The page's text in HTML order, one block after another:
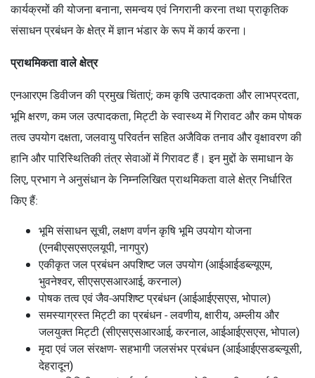
कार्यक्रमों की योजना बनाना, समन्वय एवं निगरानी करना तथा प्राकृतिक
संसाधन प्रबंधन के क्षेत्र में ज्ञान भंडार के रूप में कार्य करना।
प्राथमिकता वाले क्षेत्र
एनआरएम डिवीजन की प्रमुख चिंताएं; कम कृषि उत्पादकता और लाभप्रदता,
भूमि क्षरण, कम जल उत्पादकता, मिट्टी के स्वास्थ्य में गिरावट और कम पोषक
तत्व उपयोग दक्षता, जलवायु परिवर्तन सहित अजैविक तनाव और वृक्षावरण की
हानि और पारिस्थितिकी तंत्र सेवाओं में गिरावट हैं। इन मुद्दों के समाधान के
लिए, प्रभाग ने अनुसंधान के निम्नलिखित प्राथमिकता वाले क्षेत्र निर्धारित
किए हैं:
भूमि संसाधन सूची, लक्षण वर्णन कृषि भूमि उपयोग योजना
(एनबीएसएसएलयूपी, नागपुर)
एकीकृत जल प्रबंधन अपशिष्ट जल उपयोग (आईआईडब्ल्यूएम,
भुवनेश्वर, सीएसएसआरआई, करनाल)
पोषक तत्व एवं जैव-अपशिष्ट प्रबंधन (आईआईएसएस, भोपाल)
समस्याग्रस्त मिट्टी का प्रबंधन - लवणीय, क्षारीय, अम्लीय और
जलयुक्त मिट्टी (सीएसएसआरआई, करनाल, आईआईएसएस, भोपाल)
मृदा एवं जल संरक्षण- सहभागी जलसंभर प्रबंधन (आईआईएसडब्ल्यूसी,
देहरादून)